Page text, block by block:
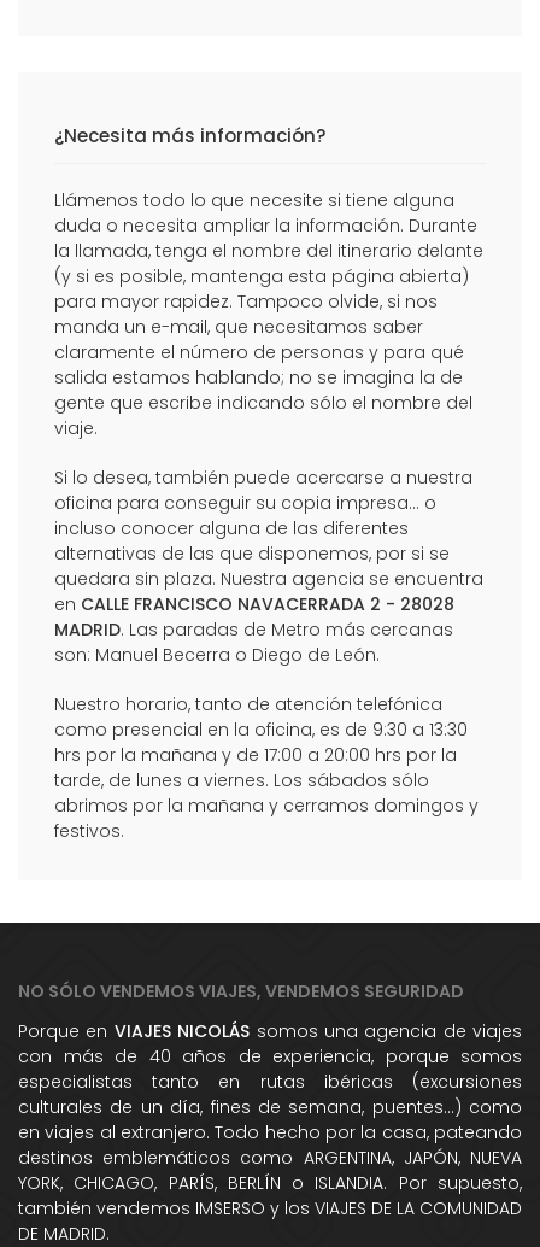
¿Necesita más información?
Llámenos todo lo que necesite si tiene alguna
duda o necesita ampliar la información. Durante
la llamada, tenga el nombre del itinerario delante
(y si es posible, mantenga esta página abierta)
para mayor rapidez. Tampoco olvide, si nos
manda un e-mail, que necesitamos saber
claramente el número de personas y para qué
salida estamos hablando; no se imagina la de
gente que escribe indicando sólo el nombre del
viaje.
Si lo desea, también puede acercarse a nuestra
oficina para conseguir su copia impresa... o
incluso conocer alguna de las diferentes
alternativas de las que disponemos, por si se
quedara sin plaza. Nuestra agencia se encuentra
en CALLE FRANCISCO NAVACERRADA 2 - 28028
MADRID. Las paradas de Metro más cercanas
son: Manuel Becerra o Diego de León.
Nuestro horario, tanto de atención telefónica
como presencial en la oficina, es de 9:30 a 13:30
hrs por la mañana y de 17:00 a 20:00 hrs por la
tarde, de lunes a viernes. Los sábados sólo
abrimos por la mañana y cerramos domingos y
festivos.
NO SÓLO VENDEMOS VIAJES, VENDEMOS SEGURIDAD
Porque en VIAJES NICOLÁS somos una agencia de viajes
con más de 40 años de experiencia, porque somos
especialistas tanto en rutas ibéricas (excursiones
culturales de un día, fines de semana, puentes...) como
en viajes al extranjero. Todo hecho por la casa, pateando
destinos emblemáticos como ARGENTINA, JAPÓN, NUEVA
YORK, CHICAGO, PARÍS, BERLÍN o ISLANDIA. Por supuesto,
también vendemos IMSERSO y los VIAJES DE LA COMUNIDAD
DE MADRID.